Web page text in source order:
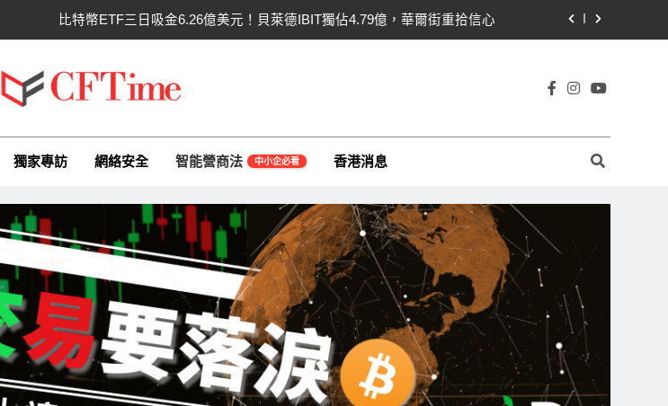
比特幣ETF三日吸金6.26億美元！貝萊德IBIT獨佔4.79億，華爾街重拾信心
以太幣區間壓縮！100日均線1,920成關鍵 期貨槓桿比率逼近0.65
比特幣收復64000美元！拋售三日即反轉！短期持有者從恐慌賣出轉為淨買入
CLARITY法案最後闖關！開發者免責與總統道德條款成兩大障礙
）、區塊鏈、NFT、加密貨幣、元宇宙及金融科技FinTech等資訊。
獨家專訪 網絡安全 智能營商法 中小企必看 香港消息